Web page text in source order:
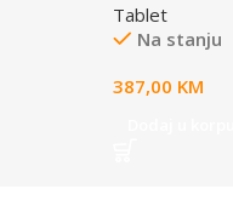
Tablet
Na stanju
387,00 KM